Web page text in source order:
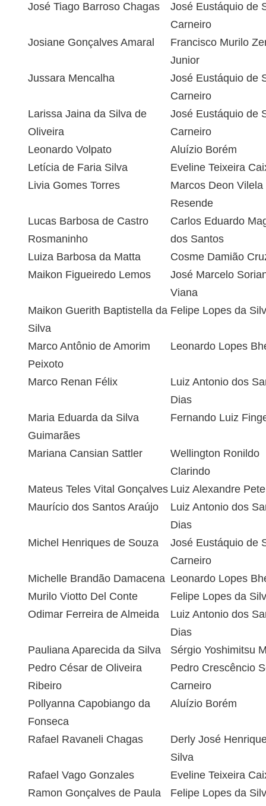
José Tiago Barroso Chagas
José Eustáquio de
Carneiro
Josiane Gonçalves Amaral
Francisco Murilo
Junior
Jussara Mencalha
José Eustáquio de
Carneiro
Larissa Jaina da Silva de
Oliveira
José Eustáquio de
Carneiro
Leonardo Volpato
Aluízio Borém
Letícia de Faria Silva
Eveline Teixeira
Livia Gomes Torres
Marcos Deon Vilela
Resende
Lucas Barbosa de Castro
Rosmaninho
Carlos Eduardo
dos Santos
Luiza Barbosa da Matta
Cosme Damião
Maikon Figueiredo Lemos
José Marcelo
Viana
Maikon Guerith Baptistella da
Silva
Felipe Lopes da
Marco Antônio de Amorim
Peixoto
Leonardo Lopes
Marco Renan Félix
Luiz Antonio dos
Dias
Maria Eduarda da Silva
Guimarães
Fernando Luiz
Mariana Cansian Sattler
Wellington Ronildo
Clarindo
Mateus Teles Vital Gonçalves Luiz Alexandre
Maurício dos Santos Araújo
Luiz Antonio dos
Dias
Michel Henriques de Souza
José Eustáquio de
Carneiro
Michelle Brandão Damacena Leonardo Lopes
Murilo Viotto Del Conte
Felipe Lopes da
Odimar Ferreira de Almeida
Luiz Antonio dos
Dias
Pauliana Aparecida da Silva
Sérgio Yoshimitsu
Pedro César de Oliveira
Ribeiro
Pedro Crescêncio
Carneiro
Pollyanna Capobiango da
Fonseca
Aluízio Borém
Rafael Ravaneli Chagas
Derly José
Silva
Rafael Vago Gonzales
Eveline Teixeira
Ramon Gonçalves de Paula
Felipe Lopes da